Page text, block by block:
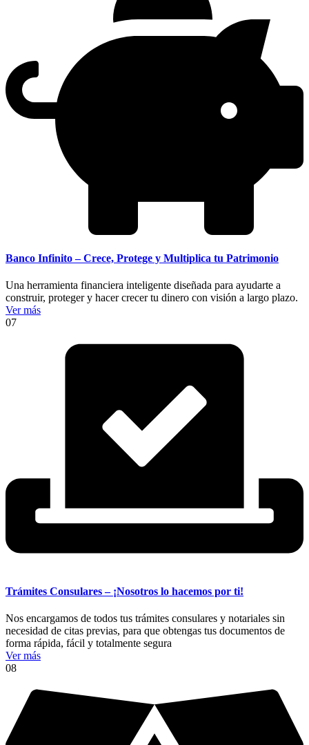
Banco Infinito – Crece, Protege y Multiplica tu Patrimonio
Una herramienta financiera inteligente diseñada para ayudarte a
construir, proteger y hacer crecer tu dinero con visión a largo plazo.
Ver más
07
Trámites Consulares – ¡Nosotros lo hacemos por ti!
Nos encargamos de todos tus trámites consulares y notariales sin
necesidad de citas previas, para que obtengas tus documentos de
forma rápida, fácil y totalmente segura
Ver más
08